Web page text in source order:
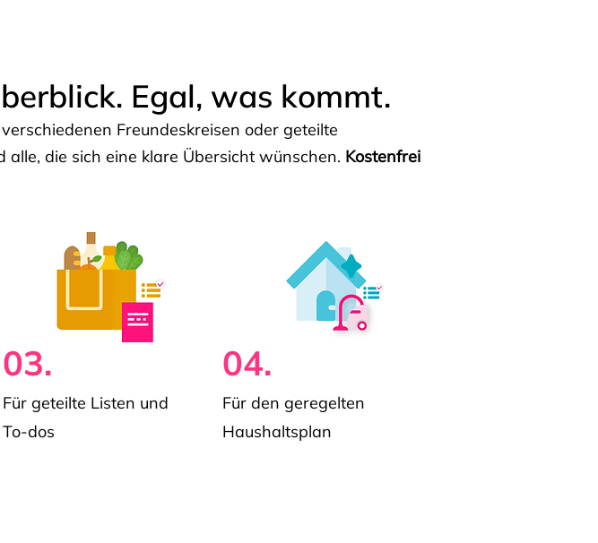
Egal, was kommt.
Freundeskreisen oder geteilte
alle, die sich eine klare Übersicht wünschen. Kostenfrei
03.
Für geteilte Listen und
To-dos
04.
Für den geregelten
Haushaltsplan